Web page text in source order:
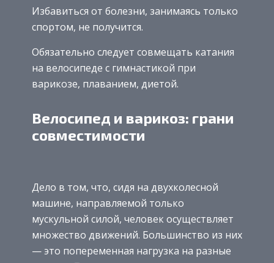
Избавиться от болезни, занимаясь только
спортом, не получится.
Обязательно следует совмещать катания
на велосипеде с гимнастикой при
варикозе, плаванием, диетой.
Велосипед и варикоз: грани
совместимости
Дело в том, что, сидя на двухколесной
машине, направляемой только
мускульной силой, человек осуществляет
множество движений. Большинство из них
— это попеременная нагрузка на разные